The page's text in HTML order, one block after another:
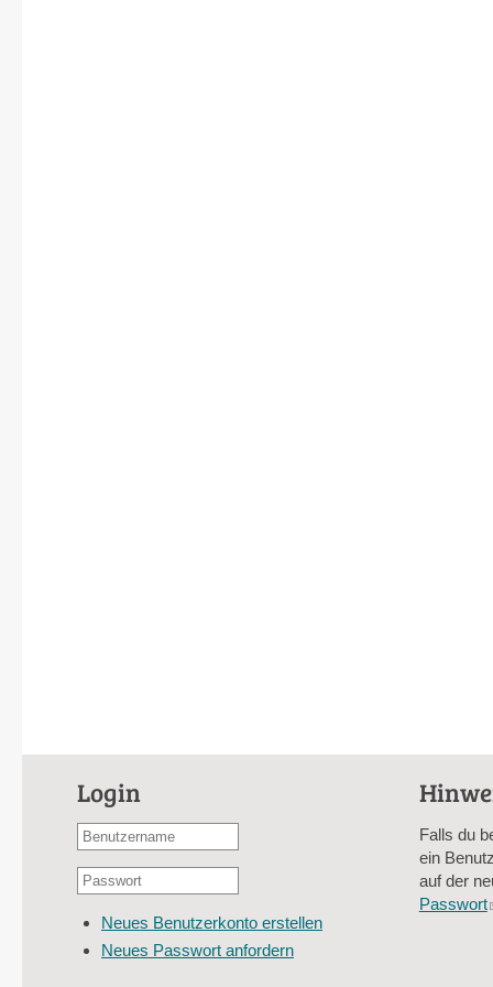
Login
Benutzername
E-
Adresse
Passwort
Neues Benutzerkonto erstellen
Neues Passwort anfordern
Falls du
ein
auf der
Passwort